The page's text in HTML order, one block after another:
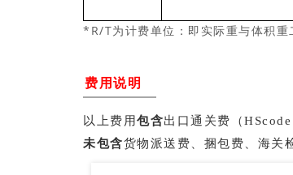
*R/T为计费单位： 即实际重与体积重
费用说明
以上费用包含出口通关费（
未包含货物派送费、捆包费、海关